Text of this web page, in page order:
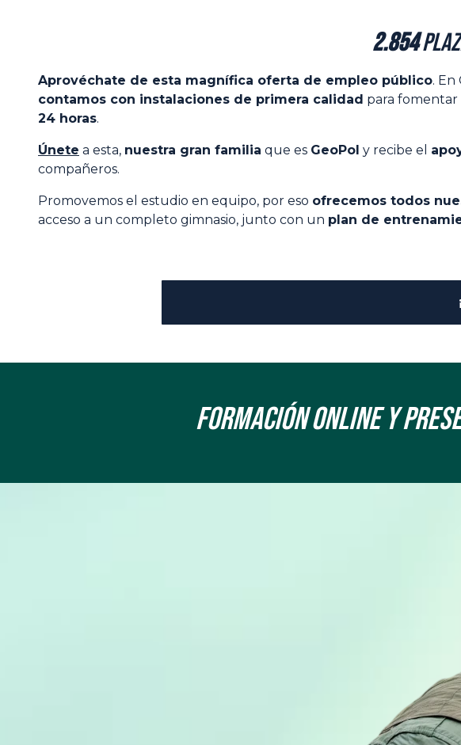
2.854
Aprovéchate de esta magnífica oferta de empleo público. En
contamos con instalaciones de primera calidad para
24 horas.
Únete a esta, nuestra gran familia que es GeoPol y recibe el
compañeros.
Promovemos el estudio en equipo, por eso ofrecemos todos
acceso a un completo gimnasio, junto con un plan de
Formación onLine y